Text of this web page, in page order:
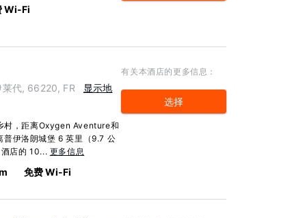
Wi-Fi
代, 66220, FR
显示地
村，距离Oxygen Aventure和
普伊洛朗城堡 6 英里（9.7 公
店的 10... 更多信息
免费 Wi-Fi
有关本酒店的更多信息：
选择